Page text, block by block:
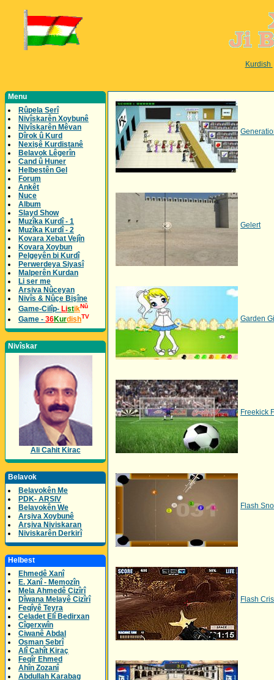
Kurdish
Menu
Rûpela Serî
Nivîskarên Xoybunê
Nivîskarên Mêvan
Dîrok û Kurd
Nexişê Kurdistanê
Belavok Lêgerîn
Cand û Huner
Helbestên Gel
Forum
Ankêt
Nuce
Album
Slayd Show
Muzîka Kurdî - 1
Muzîka Kurdî - 2
Kovara Xebat Vejîn
Kovara Xoybun
Pelgeyên bi Kurdî
Perwerdeya Siyasî
Malperên Kurdan
Li ser me
Arsiva Nûceyan
Nivîs & Nûçe Bişîne
Game-Cilîp- ListikNû
Game - 36KurdishTV
Nivîskar
Ali Cahit Kirac
Belavok
Belavokên Me
PDK- ARSIV
Belavokên We
Arşiva Xoybunê
Arşiva Niviskaran
Niviskarên Derkirî
Helbest
Ehmedê Xanî
E. Xanî - Memozîn
Mela Ahmedê Cizîrî
Dîwana Melayê Cizîrî
Feqîyê Teyra
Celadet Elî Bedirxan
Cîgerxwîn
Ciwanê Abdal
Osman Sebrî
Alî Cahît Kiraç
Feqîr Ehmed
Ahîn Zozanî
Abdullah Karabag
Gelert
Garden
Freekick
Flash
Flash